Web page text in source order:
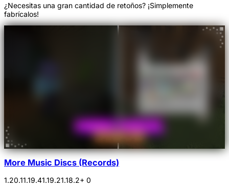
¿Necesitas una gran cantidad de retoños? ¡Simplemente
fabrícalos!
More Music Discs (Records)
1.20.11.19.41.19.21.18.2+ 0